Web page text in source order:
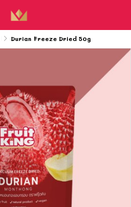
Durian Freeze Dried 50g